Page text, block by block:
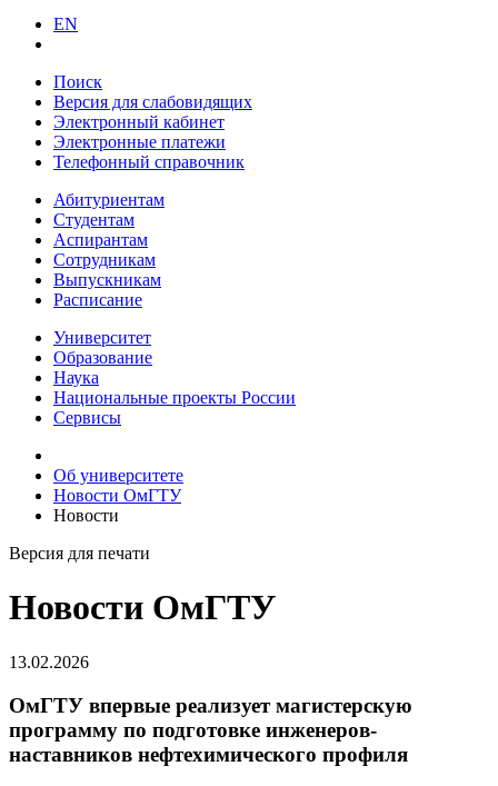
EN
Поиск
Версия для слабовидящих
Электронный кабинет
Электронные платежи
Телефонный справочник
Абитуриентам
Студентам
Аспирантам
Сотрудникам
Выпускникам
Расписание
Университет
Образование
Наука
Национальные проекты России
Сервисы
Об университете
Новости ОмГТУ
Новости
Версия для печати
Новости ОмГТУ
13.02.2026
ОмГТУ впервые реализует магистерскую
программу по подготовке инженеров-
наставников нефтехимического профиля